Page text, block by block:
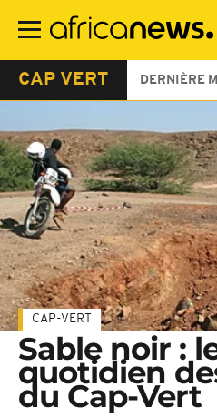
contenu
CAP VERT DERNIÈRE
CAP-VERT
Sable noir :
quotidien
du Cap-Vert